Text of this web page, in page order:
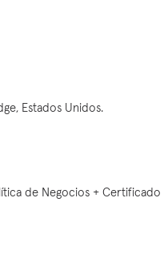
Estados Unidos.
de Negocios + Certificado